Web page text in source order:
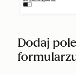
Dodaj